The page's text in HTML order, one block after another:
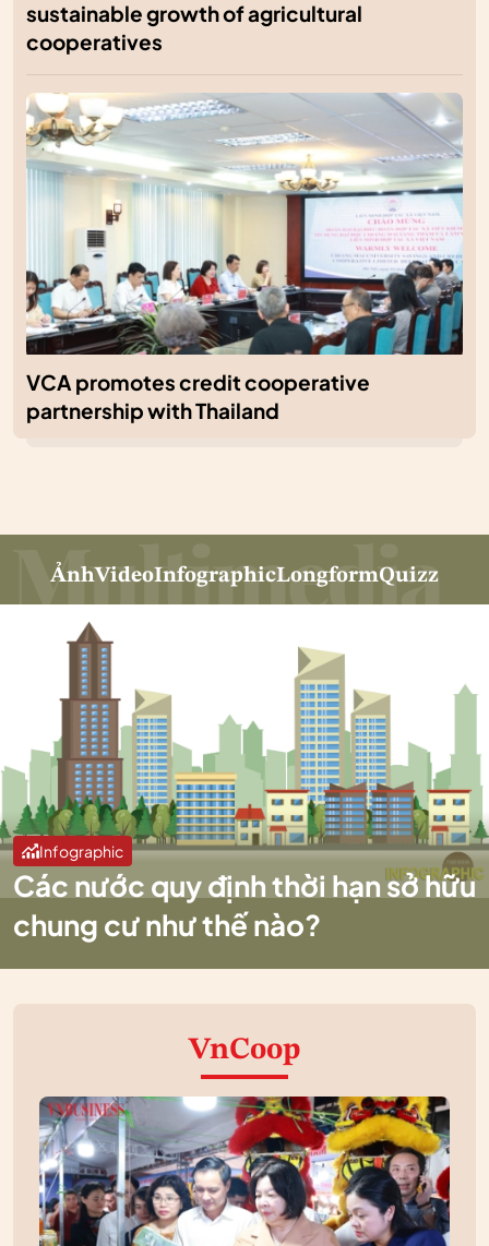
sustainable growth of agricultural
cooperatives
VCA promotes credit cooperative
partnership with Thailand
ẢnhVideoInfographicLongformQuizz
Infographic
Các nước quy định thời hạn sở hữu
chung cư như thế nào?
VnCoop